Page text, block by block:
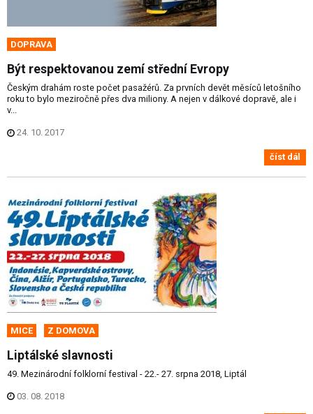
DOPRAVA
Být respektovanou zemí střední Evropy
Českým drahám roste počet pasažérů. Za prvních devět měsíců letošního
roku to bylo meziročně přes dva miliony. A nejen v dálkové dopravě, ale i
v...
24. 10. 2017
číst dál
MICE Z DOMOVA
Liptálské slavnosti
49. Mezinárodní folklorní festival - 22.- 27. srpna 2018, Liptál
03. 08. 2018